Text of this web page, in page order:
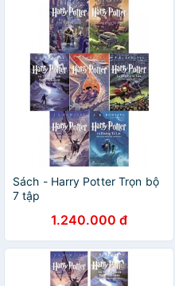
Sách - Harry Potter Trọn bộ
7 tập
1.240.000 đ